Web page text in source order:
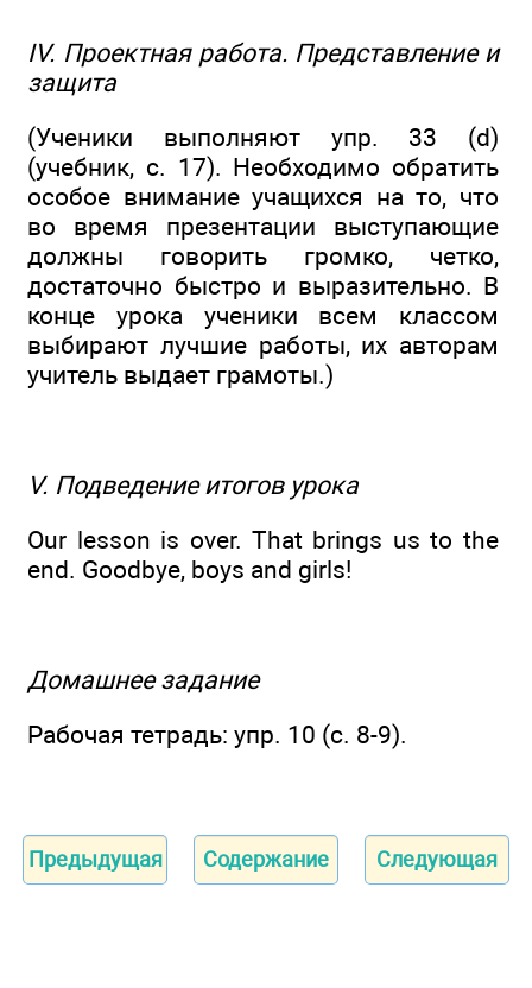
IV. Проектная работа. Представление и
защита
(Ученики выполняют упр. 33 (d)
(учебник, с. 17). Необходимо обратить
особое внимание учащихся на то, что
во время презентации выступающие
должны говорить громко, четко,
достаточно быстро и выразительно. В
конце урока ученики всем классом
выбирают лучшие работы, их авторам
учитель выдает грамоты.)
V. Подведение итогов урока
Our lesson is over. That brings us to the
end. Goodbye, boys and girls!
Домашнее задание
Рабочая тетрадь: упр. 10 (с. 8-9).
Предыдущая Содержание Следующая